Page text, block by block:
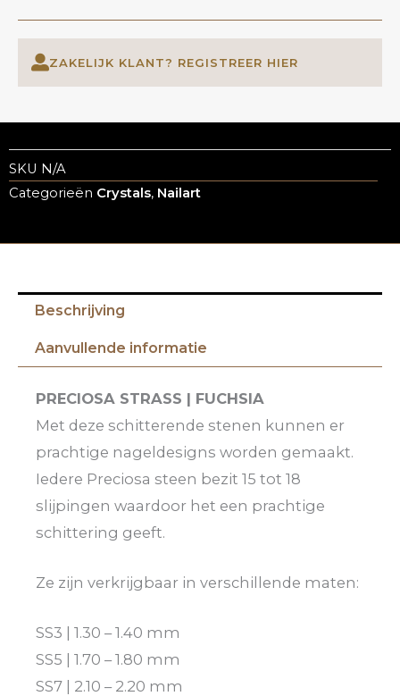
ZAKELIJK KLANT? REGISTREER HIER
SKU N/A
Categorieën Crystals, Nailart
Beschrijving
Aanvullende informatie
PRECIOSA STRASS | FUCHSIA
Met deze schitterende stenen kunnen er
prachtige nageldesigns worden gemaakt.
Iedere Preciosa steen bezit 15 tot 18
slijpingen waardoor het een prachtige
schittering geeft.
Ze zijn verkrijgbaar in verschillende maten:
SS3 | 1.30 – 1.40 mm
SS5 | 1.70 – 1.80 mm
SS7 | 2.10 – 2.20 mm